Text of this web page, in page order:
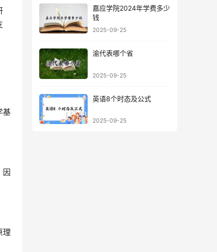
基
因
理
嘉应学院2024年学费多少
钱
2025-09-25
渝代表哪个省
2025-09-25
英语8个时态及公式
2025-09-25